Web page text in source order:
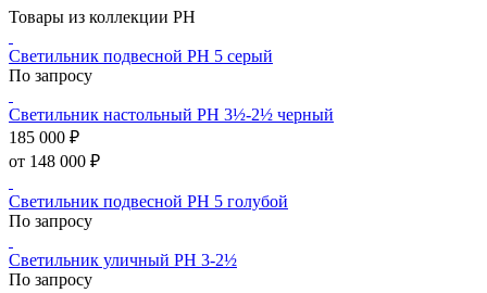
Товары из коллекции PH
Светильник подвесной PH 5 серый
По запросу
Светильник настольный PH 3½-2½ черный
185 000 ₽
от 148 000 ₽
Светильник подвесной PH 5 голубой
По запросу
Светильник уличный PH 3-2½
По запросу